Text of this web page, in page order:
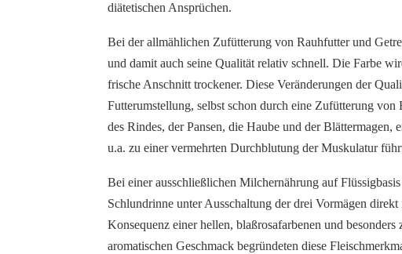
diätetischen Ansprüchen.
Bei der allmählichen Zufütterung von Rauhfutter und
und damit auch seine Qualität relativ schnell. Die Farbe
frische Anschnitt trockener. Diese Veränderungen der
Futterumstellung, selbst schon durch eine Zufütterung
des Rindes, der Pansen, die Haube und der
u.a. zu einer vermehrten Durchblutung der Muskulatur
Bei einer ausschließlichen Milchernährung auf
Schlundrinne unter Ausschaltung der drei Vormägen
Konsequenz einer hellen, blaßrosafarbenen und
aromatischen Geschmack begründeten diese